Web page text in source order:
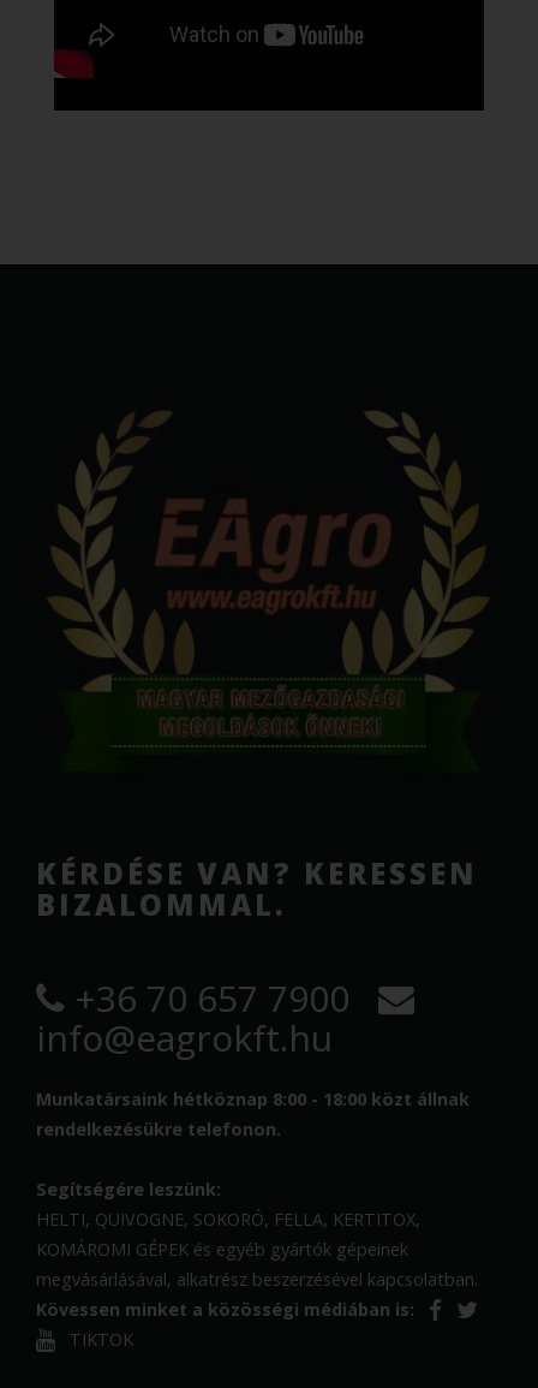
KÉRDÉSE VAN? KERESSEN
BIZALOMMAL.
+36 70 657 7900
info@eagrokft.hu
Munkatársaink hétköznap 8:00 - 18:00 közt állnak
rendelkezésükre telefonon.
Segítségére leszünk:
HELTI, QUIVOGNE, SOKORÓ, FELLA, KERTITOX,
KOMÁROMI GÉPEK és egyéb gyártók gépeinek
megvásárlásával, alkatrész beszerzésével kapcsolatban.
Kövessen minket a közösségi médiában is:
TIKTOK